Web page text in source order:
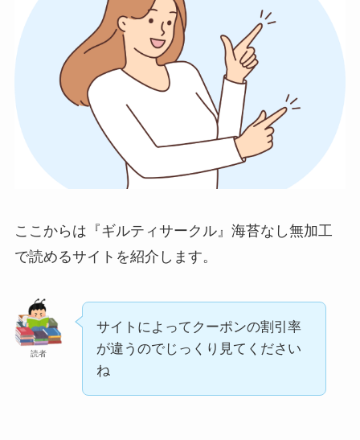
ここからは『ギルティサークル』海苔なし無加工
で読めるサイトを紹介します。
読者
サイトによってクーポンの割引率
が違うのでじっくり見てください
ね